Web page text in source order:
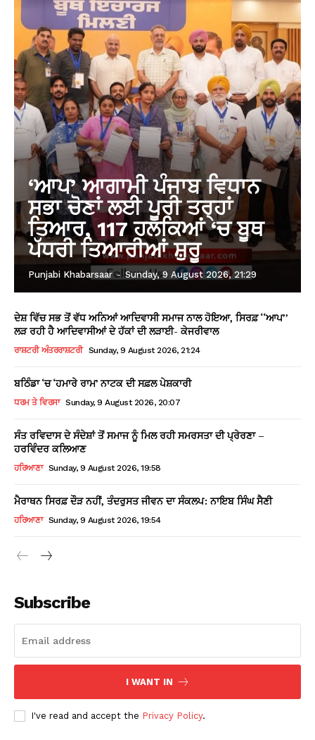
‘ਆਪ’ ਆਗਾਮੀ ਪੰਜਾਬ ਵਿਧਾਨ
ਸਭਾ ਚੋਣਾਂ ਲਈ ਪੂਰੀ ਤਰ੍ਹਾਂ
ਤਿਆਰ, 117 ਹਲਕਿਆਂ ‘ਚ ਬੂਥ
ਪੱਧਰੀ ਤਿਆਰੀਆਂ ਸ਼ੁਰੂ
Punjabi Khabarsaar - Sunday, 9 August 2026, 21:29
ਦੇਸ਼ ਵਿੱਚ ਸਭ ਤੋਂ ਵੱਧ ਅਨਿਆਂ ਆਦਿਵਾਸੀ ਸਮਾਜ ਨਾਲ ਹੋਇਆ, ਸਿਰਫ਼ ‘‘ਆਪ’’
ਲੜ ਰਹੀ ਹੈ ਆਦਿਵਾਸੀਆਂ ਦੇ ਹੱਕਾਂ ਦੀ ਲੜਾਈ- ਕੇਜਰੀਵਾਲ
ਰਾਸ਼ਟਰੀ ਅੰਤਰਰਾਸ਼ਟਰੀ Sunday, 9 August 2026, 21:24
ਬਠਿੰਡਾ ‘ਚ ‘ਹਮਾਰੇ ਰਾਮ’ ਨਾਟਕ ਦੀ ਸਫ਼ਲ ਪੇਸ਼ਕਾਰੀ
ਧਰਮ ਤੇ ਵਿਰਸਾ Sunday, 9 August 2026, 20:07
ਸੰਤ ਰਵਿਦਾਸ ਦੇ ਸੰਦੇਸ਼ਾਂ ਤੋਂ ਸਮਾਜ ਨੂੰ ਮਿਲ ਰਹੀ ਸਮਰਸਤਾ ਦੀ ਪ੍ਰੇਰਣਾ –
ਹਰਵਿੰਦਰ ਕਲਿਆਣ
ਹਰਿਆਣਾ Sunday, 9 August 2026, 19:58
ਮੈਰਾਥਨ ਸਿਰਫ਼ ਦੌੜ ਨਹੀਂ, ਤੰਦਰੁਸਤ ਜੀਵਨ ਦਾ ਸੰਕਲਪ: ਨਾਇਬ ਸਿੰਘ ਸੈਣੀ
ਹਰਿਆਣਾ Sunday, 9 August 2026, 19:54
Subscribe
I WANT IN
I've read and accept the Privacy Policy.